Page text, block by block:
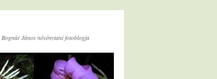
Bognár János növénytani fotoblogja